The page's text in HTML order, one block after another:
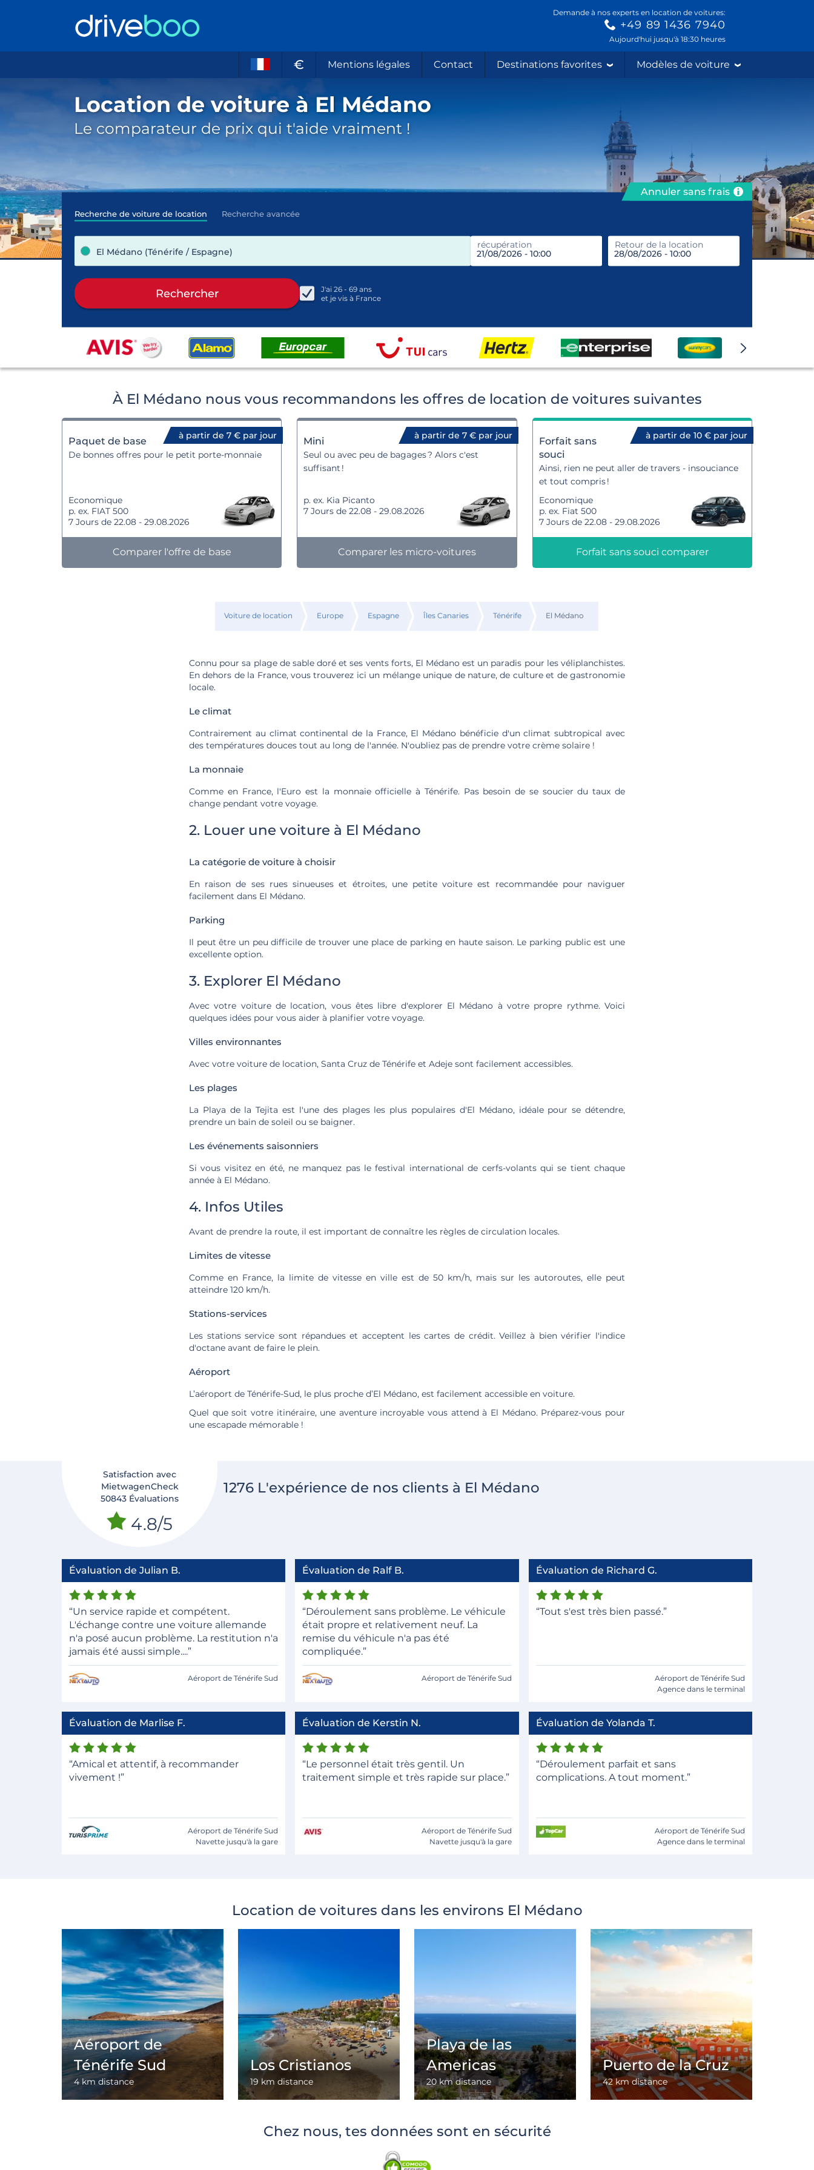
Demande à nos experts en location de voitures:
+49 89 1436 7940
Aujourd'hui jusqu'à 18:30 heures
€ Mentions légales Contact Destinations favorites Modèles de voiture
Location de voiture à El Médano
Le comparateur de prix qui t'aide vraiment !
Annuler sans frais
Recherche de voiture de location Recherche avancée
El Médano (Ténérife / Espagne)
récupération Retour de la location
prendre
J'ai 26 - 69 ans
et je vis à France
Rechercher
À El Médano nous vous recommandons les offres de location de voitures suivantes
à partir de 7 € par jour
Paquet de base
De bonnes offres pour le petit porte-monnaie
Economique
p. ex. FIAT 500
7 Jours de 22.08 - 29.08.2026
Comparer l'offre de base
à partir de 7 € par jour
Mini
Seul ou avec peu de bagages ? Alors c'est
suffisant !
p. ex. Kia Picanto
7 Jours de 22.08 - 29.08.2026
Comparer les micro-voitures
à partir de 10 € par jour
Forfait sans
souci
Ainsi, rien ne peut aller de travers - insouciance
et tout compris !
Economique
p. ex. Fiat 500
7 Jours de 22.08 - 29.08.2026
Forfait sans souci comparer
Voiture de location Europe Espagne Îles Canaries Ténérife El Médano
Connu pour sa plage de sable doré et ses vents forts, El Médano est un paradis pour les véliplanchistes.
En dehors de la France, vous trouverez ici un mélange unique de nature, de culture et de gastronomie
locale.
Le climat
Contrairement au climat continental de la France, El Médano bénéficie d'un climat subtropical avec
des températures douces tout au long de l'année. N'oubliez pas de prendre votre crème solaire !
La monnaie
Comme en France, l'Euro est la monnaie officielle à Ténérife. Pas besoin de se soucier du taux de
change pendant votre voyage.
2. Louer une voiture à El Médano
La catégorie de voiture à choisir
En raison de ses rues sinueuses et étroites, une petite voiture est recommandée pour naviguer
facilement dans El Médano.
Parking
Il peut être un peu difficile de trouver une place de parking en haute saison. Le parking public est une
excellente option.
3. Explorer El Médano
Avec votre voiture de location, vous êtes libre d'explorer El Médano à votre propre rythme. Voici
quelques idées pour vous aider à planifier votre voyage.
Villes environnantes
Avec votre voiture de location, Santa Cruz de Ténérife et Adeje sont facilement accessibles.
Les plages
La Playa de la Tejita est l'une des plages les plus populaires d'El Médano, idéale pour se détendre,
prendre un bain de soleil ou se baigner.
Les événements saisonniers
Si vous visitez en été, ne manquez pas le festival international de cerfs-volants qui se tient chaque
année à El Médano.
4. Infos Utiles
Avant de prendre la route, il est important de connaître les règles de circulation locales.
Limites de vitesse
Comme en France, la limite de vitesse en ville est de 50 km/h, mais sur les autoroutes, elle peut
atteindre 120 km/h.
Stations-services
Les stations service sont répandues et acceptent les cartes de crédit. Veillez à bien vérifier l'indice
d'octane avant de faire le plein.
Aéroport
L’aéroport de Ténérife-Sud, le plus proche d’El Médano, est facilement accessible en voiture.
Quel que soit votre itinéraire, une aventure incroyable vous attend à El Médano. Préparez-vous pour
une escapade mémorable !
Satisfaction avec
MietwagenCheck
50843 Évaluations
4.8/5
1276 L'expérience de nos clients à El Médano
Évaluation de Julian B.
“Un service rapide et compétent.
L'échange contre une voiture allemande
n'a posé aucun problème. La restitution n'a
jamais été aussi simple....”
Aéroport de Ténérife Sud
Évaluation de Ralf B.
“Déroulement sans problème. Le véhicule
était propre et relativement neuf. La
remise du véhicule n'a pas été
compliquée.”
Aéroport de Ténérife Sud
Évaluation de Richard G.
“Tout s'est très bien passé.”
Aéroport de Ténérife Sud
Agence dans le terminal
Évaluation de Marlise F.
“Amical et attentif, à recommander
vivement !”
Aéroport de Ténérife Sud
Navette jusqu'à la gare
Évaluation de Kerstin N.
“Le personnel était très gentil. Un
traitement simple et très rapide sur place.”
Aéroport de Ténérife Sud
Navette jusqu'à la gare
Évaluation de Yolanda T.
“Déroulement parfait et sans
complications. A tout moment.”
Aéroport de Ténérife Sud
Agence dans le terminal
Location de voitures dans les environs El Médano
Aéroport de
Ténérife Sud
4 km distance
Los Cristianos
19 km distance
Playa de las
Americas
20 km distance
Puerto de la Cruz
42 km distance
Chez nous, tes données sont en sécurité